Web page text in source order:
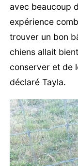
avec beaucoup
expérience
trouver un bon
chiens allait
conserver et de
déclaré Tayla.